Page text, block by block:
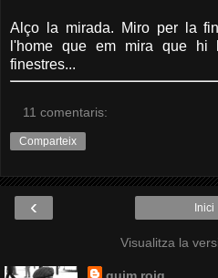
Alço la mirada. Miro per la
l'home que em mira que
finestres...
11 comentaris:
Comparteix
‹ Inici
Visualitza la